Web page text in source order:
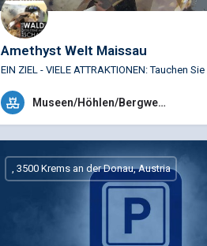
Amethyst Welt Maissau
+43 (0)2958 84840
Horner Straße 36, 3712 Maissau, Österreich
Museen/Höhlen/Bergwerke
, 3500 Krems an der Donau, Austria